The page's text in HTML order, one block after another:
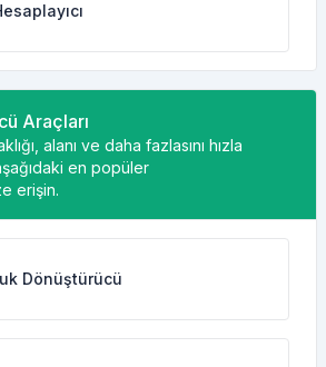
Araçları
alanı ve daha fazlasını hızla
en popüler
erişin.
Dönüştürücü